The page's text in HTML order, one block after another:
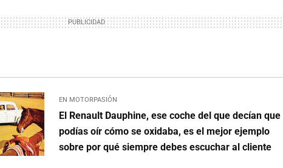
EN MOTORPASIÓN
El Renault Dauphine, ese coche del que decían que
podías oír cómo se oxidaba, es el mejor ejemplo
sobre por qué siempre debes escuchar al cliente